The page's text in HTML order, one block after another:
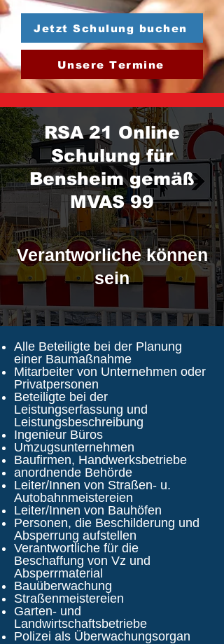
Jetzt Schulung buchen
Unsere Termine
RSA 21 Online
Schulung für
Bensheim gemäß
MVAS 99
Verantworliche können
sein
Alle Beteiligte bei der Planung
einer Baumaßnahme
Mitarbeiter von Unternehmen oder
Privatpersonen
Beteiligte bei der
Leistungserfassung und
Leistungsbeschreibung
Ingenieur Büros
Umzugsunternehmen
Baufirmen, Handwerksbetriebe
anordnende Behörde
Leiter/Innen von Straßen- u.
Autobahnmeistereien
Leiter/Innen von Bauhöfen
Personen, die Beschilderung und
Absperrung aufstellen
Verantwortliche für die
Beschaffung von Vz und
Absperrmaterial
Bauüberwachung
Straßenmeistereien
Garten- und
Landwirtschaftsbetriebe
Polizei als Überwachungsorgan